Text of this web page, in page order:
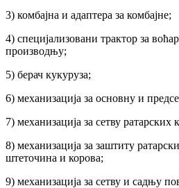
3) комбајна и адаптера за комбајне;
4) специјализовани трактор за
производњу;
5) берач кукуруза;
6) механизација за основну и
7) механизација за сетву ратарских
8) механизација за заштиту
штеточина и корова;
9) механизација за сетву и садњу